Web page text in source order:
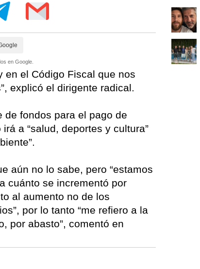
en Google.
en el Código Fiscal que nos
explicó el dirigente radical.
de fondos para el pago de
a “salud, deportes y cultura”
aún no lo sabe, pero “estamos
cuánto se incrementó por
al aumento no de los
por lo tanto “me refiero a la
por abasto”, comentó en